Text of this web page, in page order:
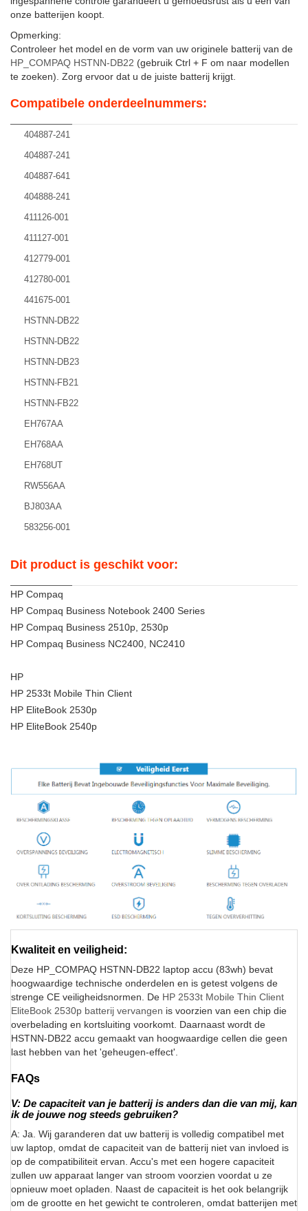
onze batterijen koopt.
Opmerking:
Controleer het model en de vorm van uw originele batterij van de
HP_COMPAQ HSTNN-DB22 (gebruik Ctrl + F om naar modellen
te zoeken). Zorg ervoor dat u de juiste batterij krijgt.
Compatibele onderdeelnummers:
404887-241
404887-241
404887-641
404888-241
411126-001
411127-001
412779-001
412780-001
441675-001
HSTNN-DB22
HSTNN-DB22
HSTNN-DB23
HSTNN-FB21
HSTNN-FB22
EH767AA
EH768AA
EH768UT
RW556AA
BJ803AA
583256-001
Dit product is geschikt voor:
HP Compaq
HP Compaq Business Notebook 2400 Series
HP Compaq Business 2510p, 2530p
HP Compaq Business NC2400, NC2410
HP
HP 2533t Mobile Thin Client
HP EliteBook 2530p
HP EliteBook 2540p
Kwaliteit en veiligheid:
Deze HP_COMPAQ HSTNN-DB22 laptop accu (83wh) bevat
hoogwaardige technische onderdelen en is getest volgens de
strenge CE veiligheidsnormen. De HP 2533t Mobile Thin Client
EliteBook 2530p batterij vervangen is voorzien van een chip die
overbelading en kortsluiting voorkomt. Daarnaast wordt de
HSTNN-DB22 accu gemaakt van hoogwaardige cellen die geen
last hebben van het 'geheugen-effect'.
FAQs
V: De capaciteit van je batterij is anders dan die van mij, kan
ik de jouwe nog steeds gebruiken?
A: Ja. Wij garanderen dat uw batterij is volledig compatibel met
uw laptop, omdat de capaciteit van de batterij niet van invloed is
op de compatibiliteit ervan. Accu's met een hogere capaciteit
zullen uw apparaat langer van stroom voorzien voordat u ze
opnieuw moet opladen. Naast de capaciteit is het ook belangrijk
om de grootte en het gewicht te controleren, omdat batterijen met